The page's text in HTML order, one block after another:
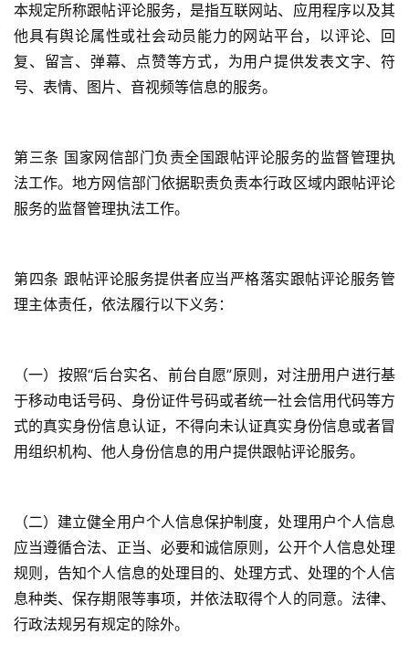
本规定所称跟帖评论服务，是指互联网站、应用程序以及其
他具有舆论属性或社会动员能力的网站平台，以评论、回
复、留言、弹幕、点赞等方式，为用户提供发表文字、符
号、表情、图片、音视频等信息的服务。
第三条 国家网信部门负责全国跟帖评论服务的监督管理执
法工作。地方网信部门依据职责负责本行政区域内跟帖评论
服务的监督管理执法工作。
第四条 跟帖评论服务提供者应当严格落实跟帖评论服务管
理主体责任，依法履行以下义务：
（一）按照“后台实名、前台自愿”原则，对注册用户进行基
于移动电话号码、身份证件号码或者统一社会信用代码等方
式的真实身份信息认证，不得向未认证真实身份信息或者冒
用组织机构、他人身份信息的用户提供跟帖评论服务。
（二）建立健全用户个人信息保护制度，处理用户个人信息
应当遵循合法、正当、必要和诚信原则，公开个人信息处理
规则，告知个人信息的处理目的、处理方式、处理的个人信
息种类、保存期限等事项，并依法取得个人的同意。法律、
行政法规另有规定的除外。